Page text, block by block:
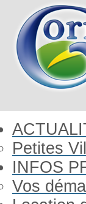
Petites
INFOS
Vos